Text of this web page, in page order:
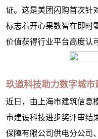
证。这是美团闪购首次针
标志着开心果数智在即时
价值获得行业平台高度认
玖道科技助力数字城市
近日，由上海市建筑信息
市建设科技进步奖评审结
保障有限公司供电分公司